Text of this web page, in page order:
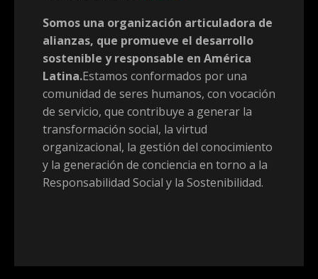
Somos una organización articuladora de
alianzas, que promueve el desarrollo
sostenible y responsable en América
Latina.Estamos conformados por una
comunidad de seres humanos, con vocación
de servicio, que contribuye a generar la
transformación social, la virtud
organizacional, la gestión del conocimiento
y la generación de conciencia en torno a la
Responsabilidad Social y la Sostenibilidad.